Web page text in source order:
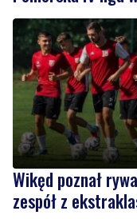
Pomorska IV liga